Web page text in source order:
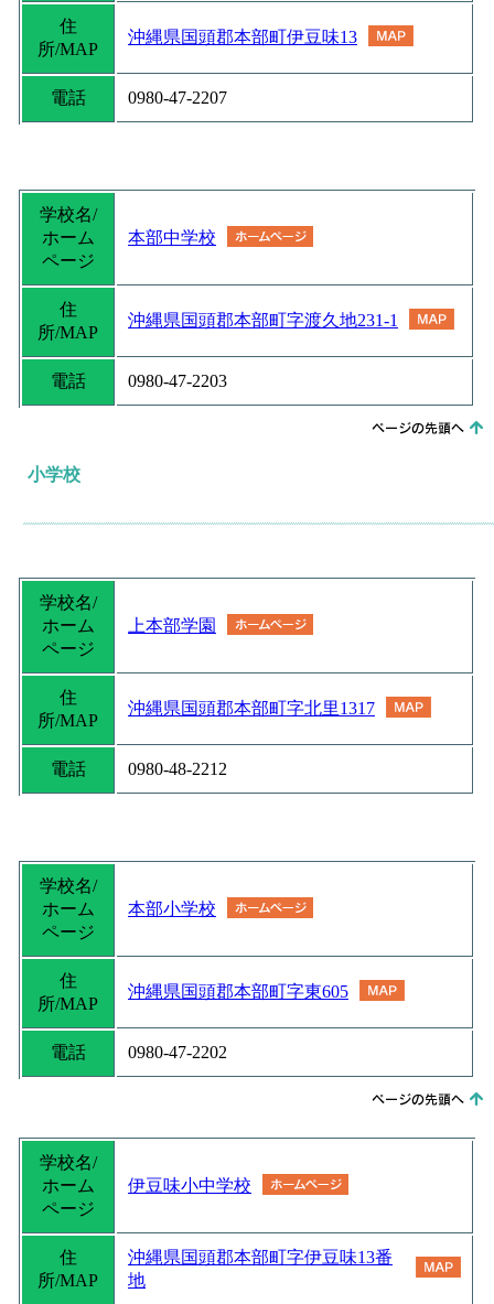
住
所/MAP
沖縄県国頭郡本部町伊豆味13
電話 0980-47-2207
学校名/
ホーム
ページ
本部中学校
住
所/MAP
沖縄県国頭郡本部町字渡久地231-1
電話 0980-47-2203
小学校
学校名/
ホーム
ページ
上本部学園
住
所/MAP
沖縄県国頭郡本部町字北里1317
電話 0980-48-2212
学校名/
ホーム
ページ
本部小学校
住
所/MAP
沖縄県国頭郡本部町字東605
電話 0980-47-2202
学校名/
ホーム
ページ
伊豆味小中学校
住
所/MAP
沖縄県国頭郡本部町字伊豆味13番
地